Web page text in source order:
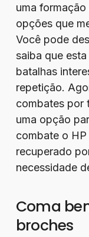
uma
opções que
Você pode
saiba que
batalhas
repetição.
combates por
uma opção
combate o
recuperado
necessidade
Coma
broches